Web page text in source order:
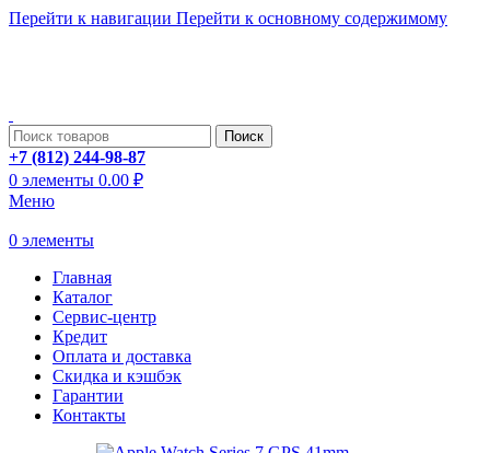
Перейти к навигации Перейти к основному содержимому
Поиск
+7 (812) 244-98-87
0 элементы 0.00 ₽
Меню
0 элементы
Главная
Каталог
Сервис-центр
Кредит
Оплата и доставка
Скидка и кэшбэк
Гарантии
Контакты